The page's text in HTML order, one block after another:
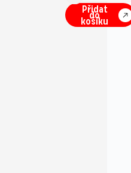
Přidat
do
košíku